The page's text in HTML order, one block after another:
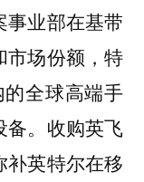
事业部在基带
市场份额，特
全球高端手
备。收购英飞
补英特尔在移